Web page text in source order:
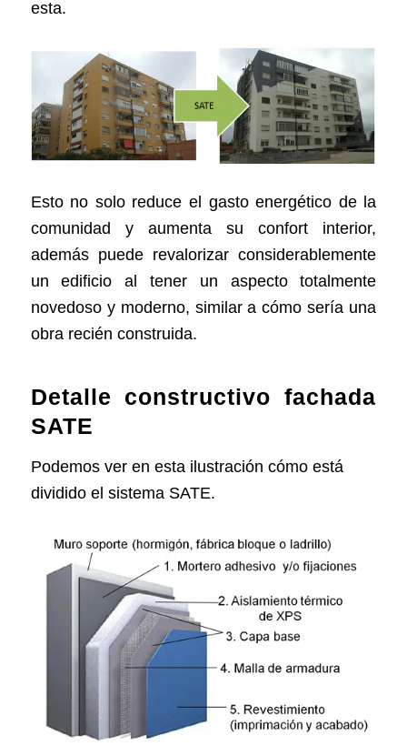
esta.
Esto no solo reduce el gasto energético de la
comunidad y aumenta su confort interior,
además puede revalorizar considerablemente
un edificio al tener un aspecto totalmente
novedoso y moderno, similar a cómo sería una
obra recién construida.
Detalle constructivo fachada
SATE
Podemos ver en esta ilustración cómo está
dividido el sistema SATE.